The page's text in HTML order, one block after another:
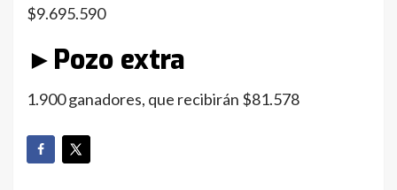
$9.695.590
►Pozo extra
1.900 ganadores, que recibirán $81.578